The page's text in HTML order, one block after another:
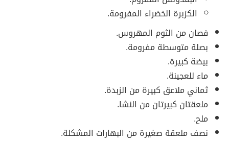
الكزبرة الخضراء المفرومة.
فصان من الثوم المهروس.
بصلة متوسطة مفرومة.
بيضة كبيرة.
ماء للعجينة.
ثماني ملاعق كبيرة من الزبدة.
ملعقتان كبيرتان من النشا.
ملح.
نصف ملعقة صغيرة من البهارات المشكلة.